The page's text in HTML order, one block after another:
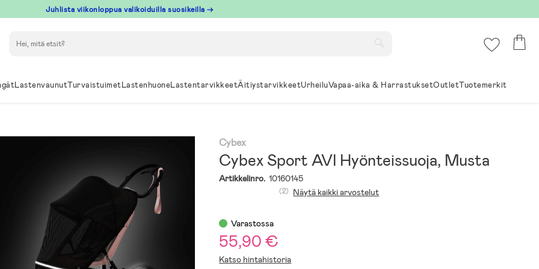
Juhlista viikonloppua valikoiduilla suosikeilla →
LastenvaunutTurvaistuimetLastenhuoneLastentarvikkeetÄitiystarvikkeetUrheiluVapaa-aika & HarrastuksetOutletTuotemerkit
Cybex
Cybex Sport AVI Hyönteissuoja, Musta
Artikkelinro. 10160145
(2) Näytä kaikki arvostelut
Varastossa
55,90 €
Katso hintahistoria